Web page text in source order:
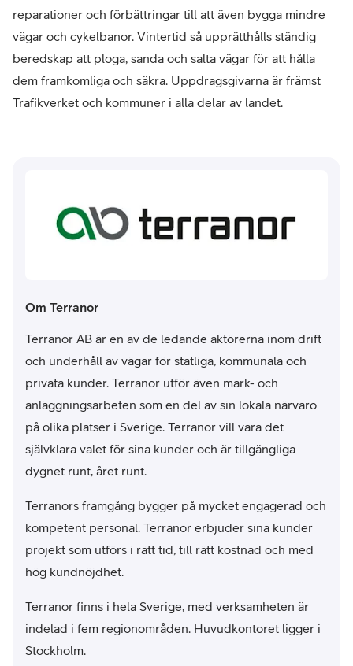
reparationer och förbättringar till att även bygga mindre
vägar och cykelbanor. Vintertid så upprätthålls ständig
beredskap att ploga, sanda och salta vägar för att hålla
dem framkomliga och säkra. Uppdragsgivarna är främst
Trafikverket och kommuner i alla delar av landet.
Om Terranor
Terranor AB är en av de ledande aktörerna inom drift
och underhåll av vägar för statliga, kommunala och
privata kunder. Terranor utför även mark- och
anläggningsarbeten som en del av sin lokala närvaro
på olika platser i Sverige. Terranor vill vara det
självklara valet för sina kunder och är tillgängliga
dygnet runt, året runt.
Terranors framgång bygger på mycket engagerad och
kompetent personal. Terranor erbjuder sina kunder
projekt som utförs i rätt tid, till rätt kostnad och med
hög kundnöjdhet.
Terranor finns i hela Sverige, med verksamheten är
indelad i fem regionområden. Huvudkontoret ligger i
Stockholm.